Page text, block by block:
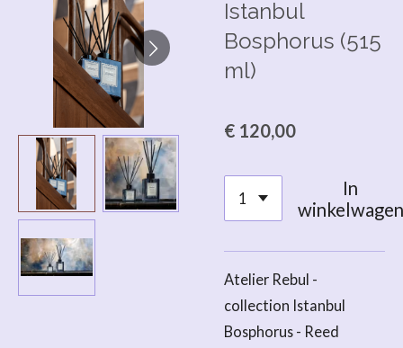
Istanbul
Bosphorus (515
ml)
€ 120,00
In
winkelwagen
Atelier Rebul -
collection Istanbul
Bosphorus - Reed